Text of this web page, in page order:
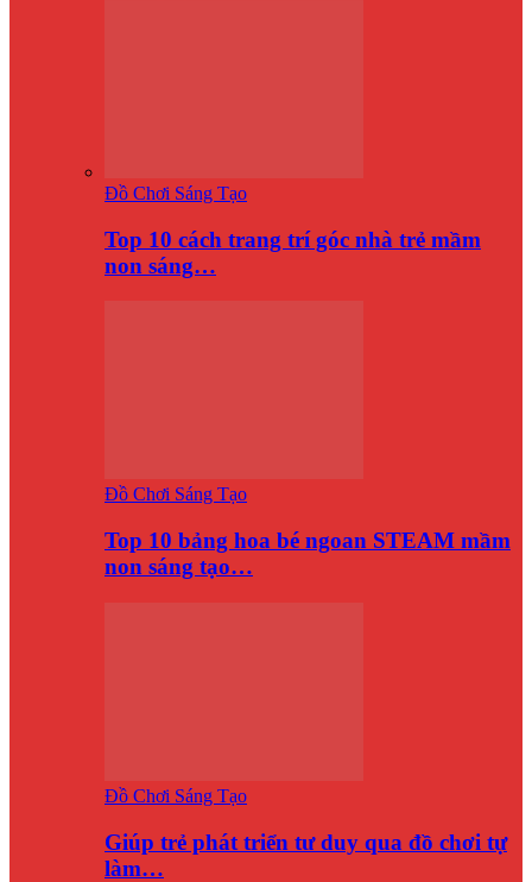
Đồ Chơi Sáng Tạo
Top 10 cách trang trí góc nhà trẻ mầm
non sáng…
Đồ Chơi Sáng Tạo
Top 10 bảng hoa bé ngoan STEAM mầm
non sáng tạo…
Đồ Chơi Sáng Tạo
Giúp trẻ phát triển tư duy qua đồ chơi tự
làm…